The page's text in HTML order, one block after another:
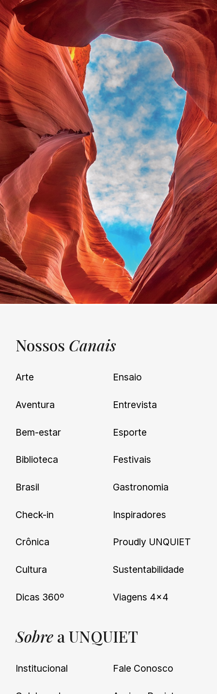
UNQUIET
Newsletter
nossas novidades.
Nossos Canais
Arte
Aventura
Bem-estar
Biblioteca
Brasil
Check-in
Crônica
Cultura
Dicas 360º
Ensaio
Entrevista
Esporte
Festivais
Gastronomia
Inspiradores
Proudly UNQUIET
Sustentabilidade
Viagens 4×4
Sobre a UNQUIET
Institucional Fale Conosco